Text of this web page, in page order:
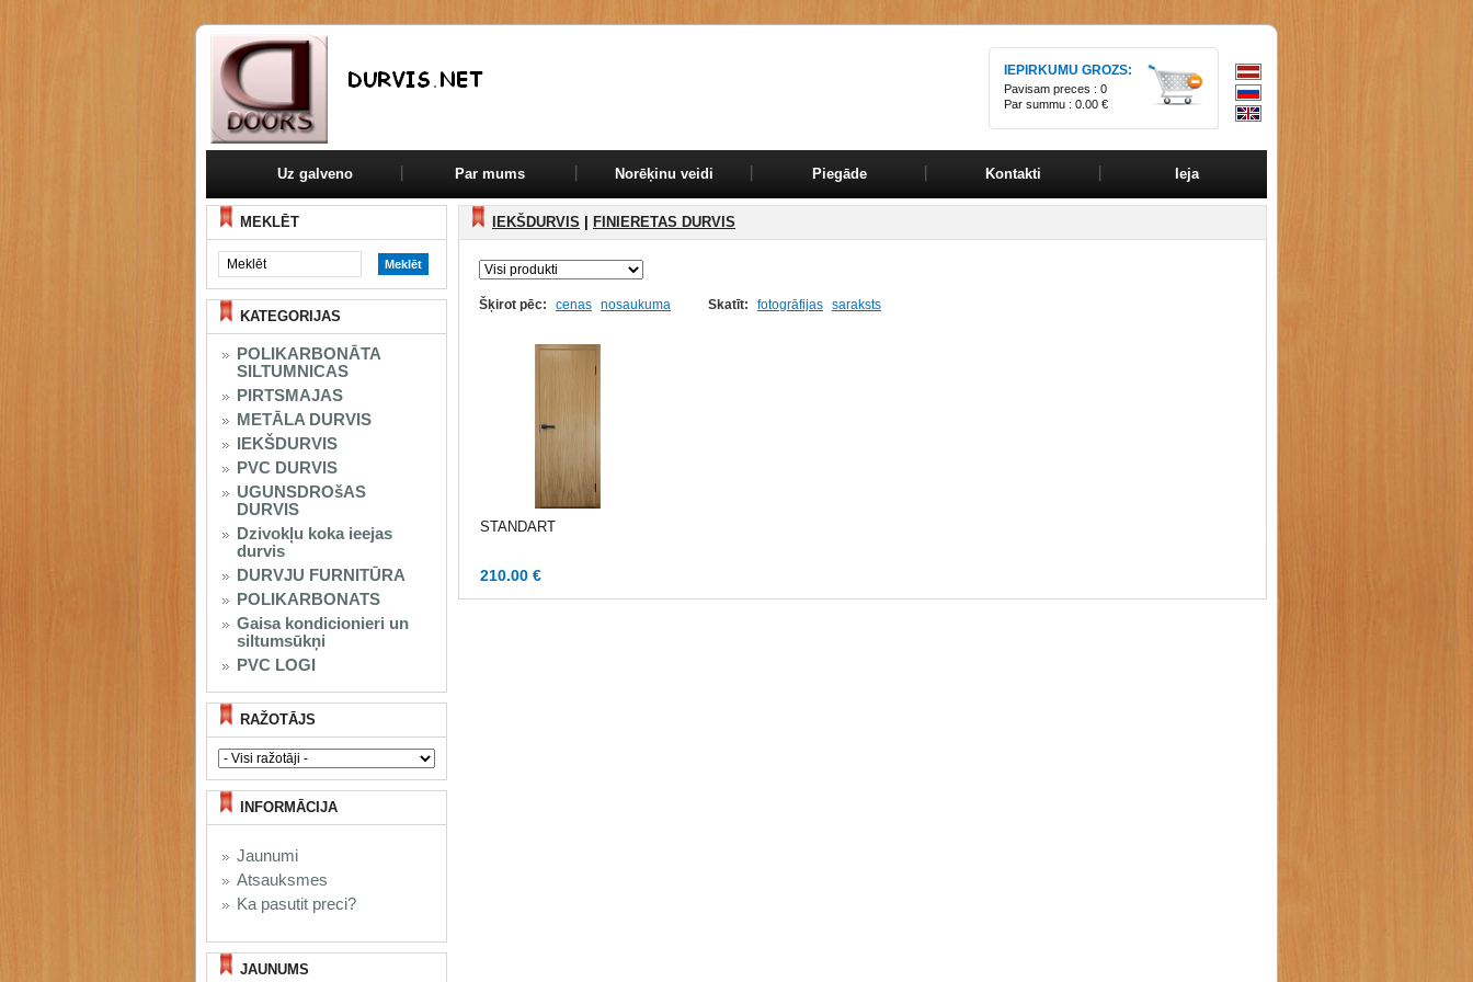
IEPIRKUMU GROZS:
Pavisam preces : 0
Par summu : 0.00 €
Uz galveno Par mums Norēķinu veidi Piegāde Kontakti Ieja
MEKLĒT
KATEGORIJAS
POLIKARBONĀTA
SILTUMNICAS
PIRTSMAJAS
METĀLA DURVIS
IEKŠDURVIS
PVC DURVIS
UGUNSDROšAS
DURVIS
Dzivokļu koka ieejas
durvis
DURVJU FURNITŪRA
POLIKARBONATS
Gaisa kondicionieri un
siltumsūkņi
PVC LOGI
RAŽOTĀJS
INFORMĀCIJA
Jaunumi
Atsauksmes
Ka pasutit preci?
JAUNUMS
IEKŠDURVIS FINIERETAS DURVIS
Šķirot pēc: cenas nosaukuma Skatīt: fotogrāfijas saraksts
STANDART
210.00 €